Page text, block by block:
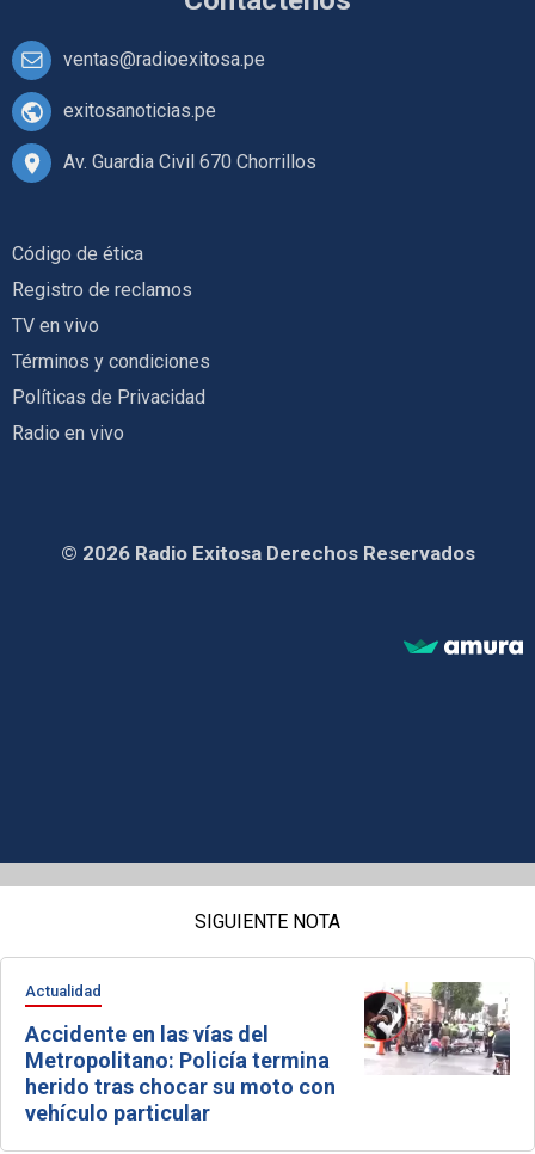
ventas@radioexitosa.pe
exitosanoticias.pe
Av. Guardia Civil 670 Chorrillos
Código de ética
Registro de reclamos
TV en vivo
Términos y condiciones
Políticas de Privacidad
Radio en vivo
© 2026 Radio Exitosa Derechos Reservados
SIGUIENTE NOTA
Actualidad
Accidente en las vías del
Metropolitano: Policía termina
herido tras chocar su moto con
vehículo particular